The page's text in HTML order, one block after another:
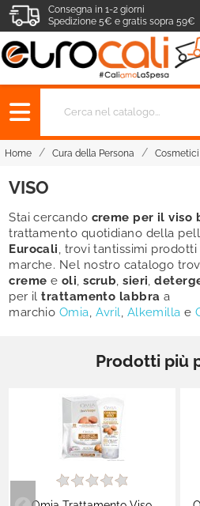
Consegna in 1-2 giorni
Spedizione 5€ e gratis sopra 59€
Home Cura della Persona Cosmetici
VISO
Stai cercando creme per il viso
trattamento quotidiano della
Eurocali, trovi tantissimi
marche. Nel nostro catalogo
creme e oli,scrub,sieri,
per iltrattamento labbra a
marchio Omia, Avril, Alkemilla e
Prodotti più